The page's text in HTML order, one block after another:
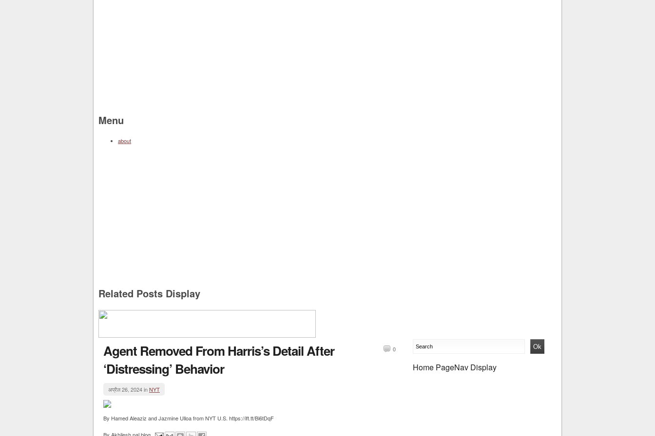
Menu
about
Related Posts Display
Agent Removed From Harris’s Detail After
‘Distressing’ Behavior
0
अप्रैल 26, 2024 inNYT
By Hamed Aleaziz and Jazmine Ulloa from NYT U.S. https://ift.tt/Bi6tDqF
Home PageNav Display